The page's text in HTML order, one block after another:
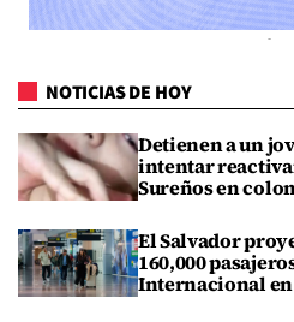
NOTICIAS DE HOY
Detienen a un
intentar
Sureños en
El Salvador
160,000
Internacional